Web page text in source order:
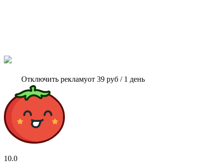
Отключить рекламуот 39 руб / 1 день
10.0